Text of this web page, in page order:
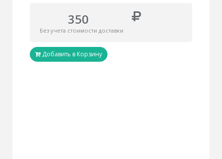
350
Без учета стоимости доставки
Добавить в Корзину